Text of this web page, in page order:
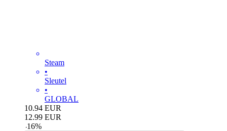
Steam
•
Sleutel
•
GLOBAL
10.94 EUR
12.99 EUR
-16%